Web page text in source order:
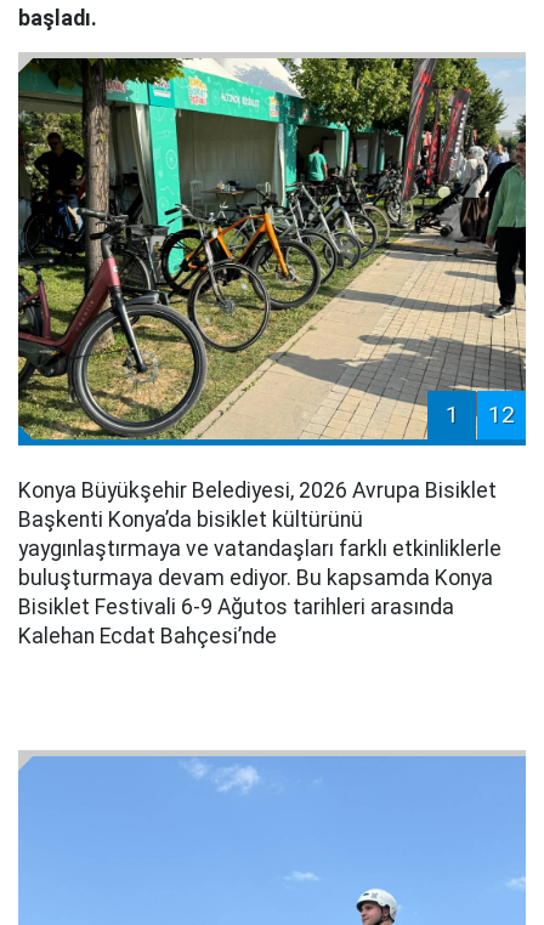
başladı.
1 12
Konya Büyükşehir Belediyesi, 2026 Avrupa Bisiklet
Başkenti Konya’da bisiklet kültürünü
yaygınlaştırmaya ve vatandaşları farklı etkinliklerle
buluşturmaya devam ediyor. Bu kapsamda Konya
Bisiklet Festivali 6-9 Ağutos tarihleri arasında
Kalehan Ecdat Bahçesi’nde